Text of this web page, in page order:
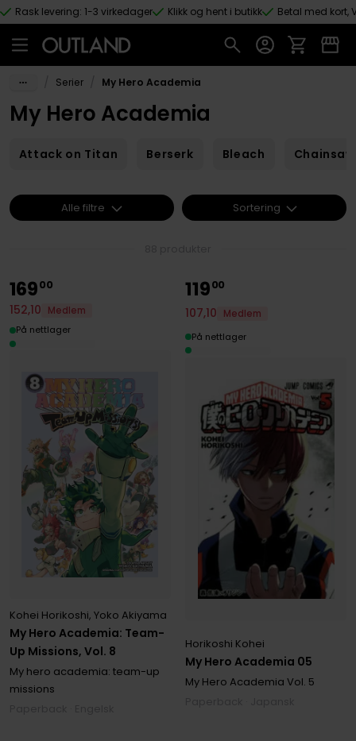
Hopp til hovedinnhold
Rask levering: 1-3 virkedager Klikk og hent i butikk Betal med kort,
Serier My Hero Academia
My Hero Academia
Attack on Titan Berserk Bleach
My Hero Academia: Team-
Up Missions, Vol. 8
Kohei Horikoshi, Yoko Akiyama
My hero academia: team-up
missions
16900
152,10
Medlem
På nettlager
My Hero Academia 05
Horikoshi Kohei
My Hero Academia Vol. 5
11900
107,10
Medlem
På nettlager
Alle filtre Sortering